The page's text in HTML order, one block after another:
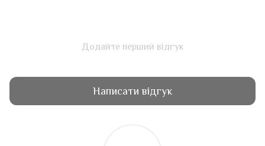
Додайте перший відгук
Написати відгук